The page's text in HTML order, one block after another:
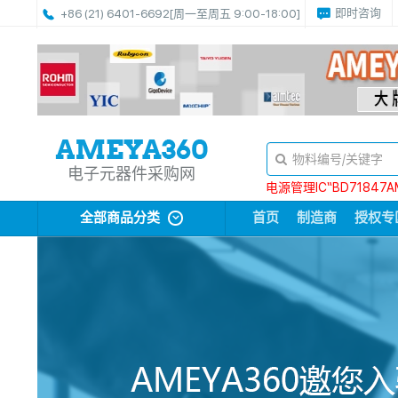
+86 (21) 6401-6692[周一至周五 9:00-18:00] 即时咨询
电子元器件采购网
电源管理
全部商品分类 首页 制造商 授权专